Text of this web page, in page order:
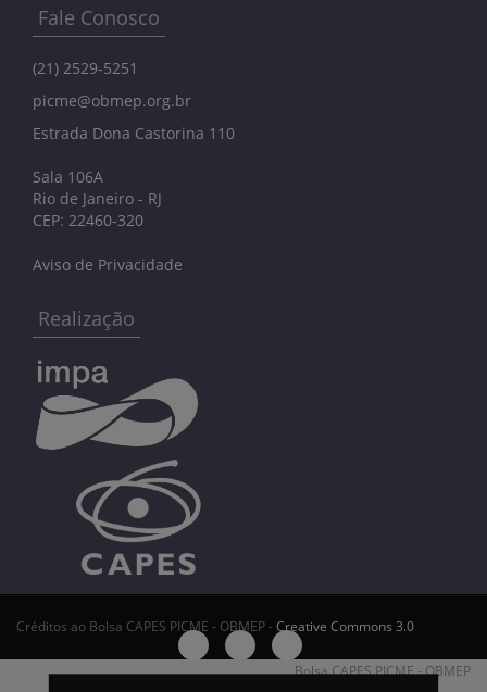
Fale Conosco
(21) 2529-5251
picme@obmep.org.br
Estrada Dona Castorina 110
Sala 106A
Rio de Janeiro - RJ
CEP: 22460-320
Aviso de Privacidade
Realização
Créditos ao Bolsa CAPES PICME - OBMEP - Creative Commons 3.0
Bolsa CAPES PICME - OBMEP